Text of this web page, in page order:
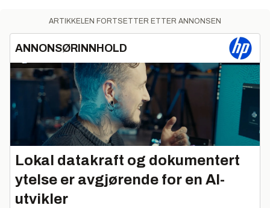
ARTIKKELEN FORTSETTER ETTER ANNONSEN
ANNONSØRINNHOLD
Lokal datakraft og dokumentert
ytelse er avgjørende for en AI-
utvikler